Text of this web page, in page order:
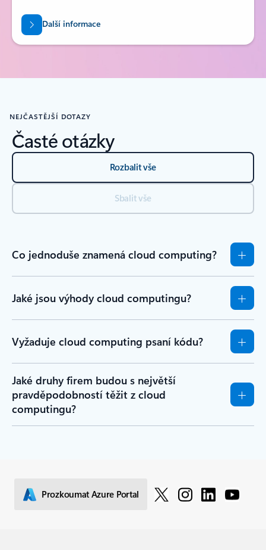
Další informace
NEJČASTĚJŠÍ DOTAZY
Časté otázky
Rozbalit vše
Sbalit vše
Co jednoduše znamená cloud computing?
Jaké jsou výhody cloud computingu?
Vyžaduje cloud computing psaní kódu?
Jaké druhy firem budou s největší
pravděpodobností těžit z cloud
computingu?
Prozkoumat Azure Portal